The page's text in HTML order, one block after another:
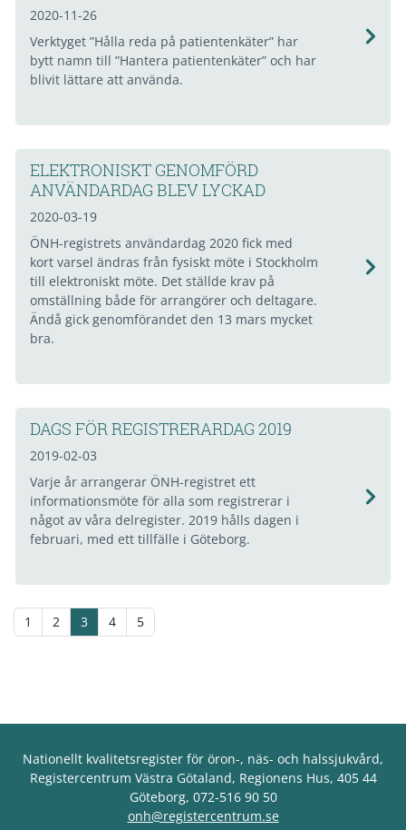
2020-11-26
Verktyget ”Hålla reda på patientenkäter” har
bytt namn till ”Hantera patientenkäter” och har
blivit lättare att använda.
ELEKTRONISKT GENOMFÖRD
ANVÄNDARDAG BLEV LYCKAD
2020-03-19
ÖNH-registrets användardag 2020 fick med
kort varsel ändras från fysiskt möte i Stockholm
till elektroniskt möte. Det ställde krav på
omställning både för arrangörer och deltagare.
Ändå gick genomförandet den 13 mars mycket
bra.
DAGS FÖR REGISTRERARDAG 2019
2019-02-03
Varje år arrangerar ÖNH-registret ett
informationsmöte för alla som registrerar i
något av våra delregister. 2019 hålls dagen i
februari, med ett tillfälle i Göteborg.
1 2 3 4 5
Nationellt kvalitetsregister för öron-, näs- och halssjukvård,
Registercentrum Västra Götaland, Regionens Hus, 405 44
Göteborg, 072-516 90 50
onh@registercentrum.se